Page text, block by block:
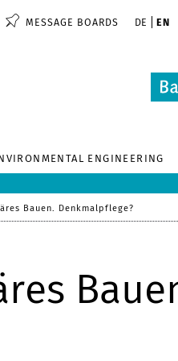
MESSAGE BOARDS DE EN
ENGINEERING
Bauen. Denkmalpflege?